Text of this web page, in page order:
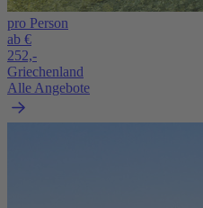
pro Person
ab €
252,-
Griechenland
Alle Angebote